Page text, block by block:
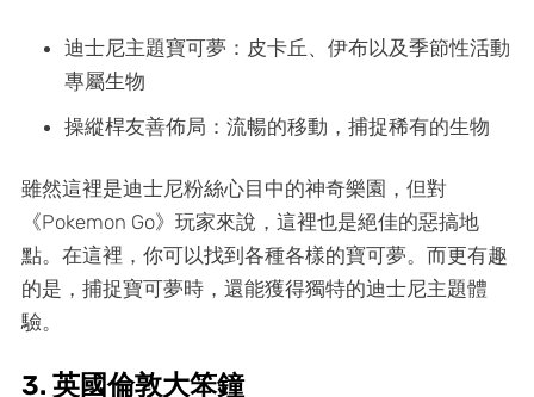
迪士尼主題寶可夢：皮卡丘、伊布以及季節性活動
專屬生物
操縱桿友善佈局：流暢的移動，捕捉稀有的生物
雖然這裡是迪士尼粉絲心目中的神奇樂園，但對
《Pokemon Go》玩家來說，這裡也是絕佳的惡搞地
點。在這裡，你可以找到各種各樣的寶可夢。而更有趣
的是，捕捉寶可夢時，還能獲得獨特的迪士尼主題體
驗。
3. 英國倫敦大笨鐘